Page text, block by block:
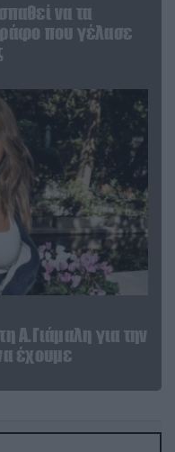
να τα
που γέλασε
Α.Γιάμαλη για την
έχουμε